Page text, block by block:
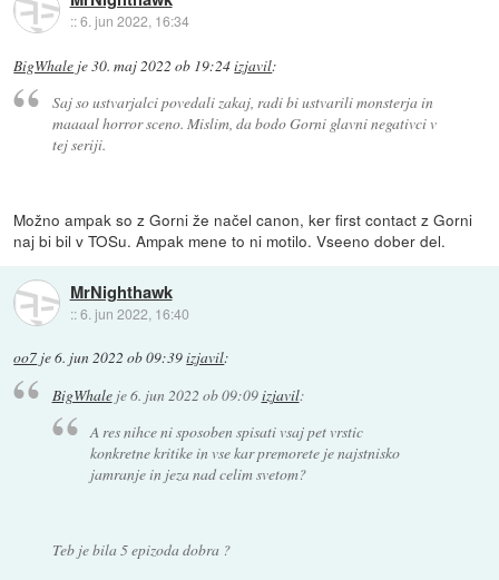
::6. jun 2022, 16:34
BigWhale je30. maj 2022 ob 19:24izjavil:
Saj so ustvarjalci povedali zakaj, radi bi ustvarili monsterja in
maaaal horror sceno. Mislim, da bodo Gorni glavni negativci v
tej seriji.
Možno ampak so z Gorni že načel canon, ker first contact z Gorni
naj bi bil v TOSu. Ampak mene to ni motilo. Vseeno dober del.
MrNighthawk
::6. jun 2022, 16:40
oo7 je6. jun 2022 ob 09:39izjavil:
BigWhaleje6. jun 2022 ob 09:09izjavil:
A res nihce ni sposoben spisati vsaj pet vrstic
konkretne kritike in vse kar premorete je najstnisko
jamranje in jeza nad celim svetom?
Teb je bila 5 epizoda dobra ?